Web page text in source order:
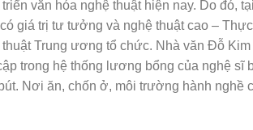
văn hóa nghệ thuật hiện nay. Do đó,
giá trị tư tưởng và nghệ thuật cao –
thuật Trung ương tổ chức. Nhà văn Đỗ
trong hệ thống lương bổng của nghệ sĩ
Nơi ăn, chốn ở, môi trường hành nghề